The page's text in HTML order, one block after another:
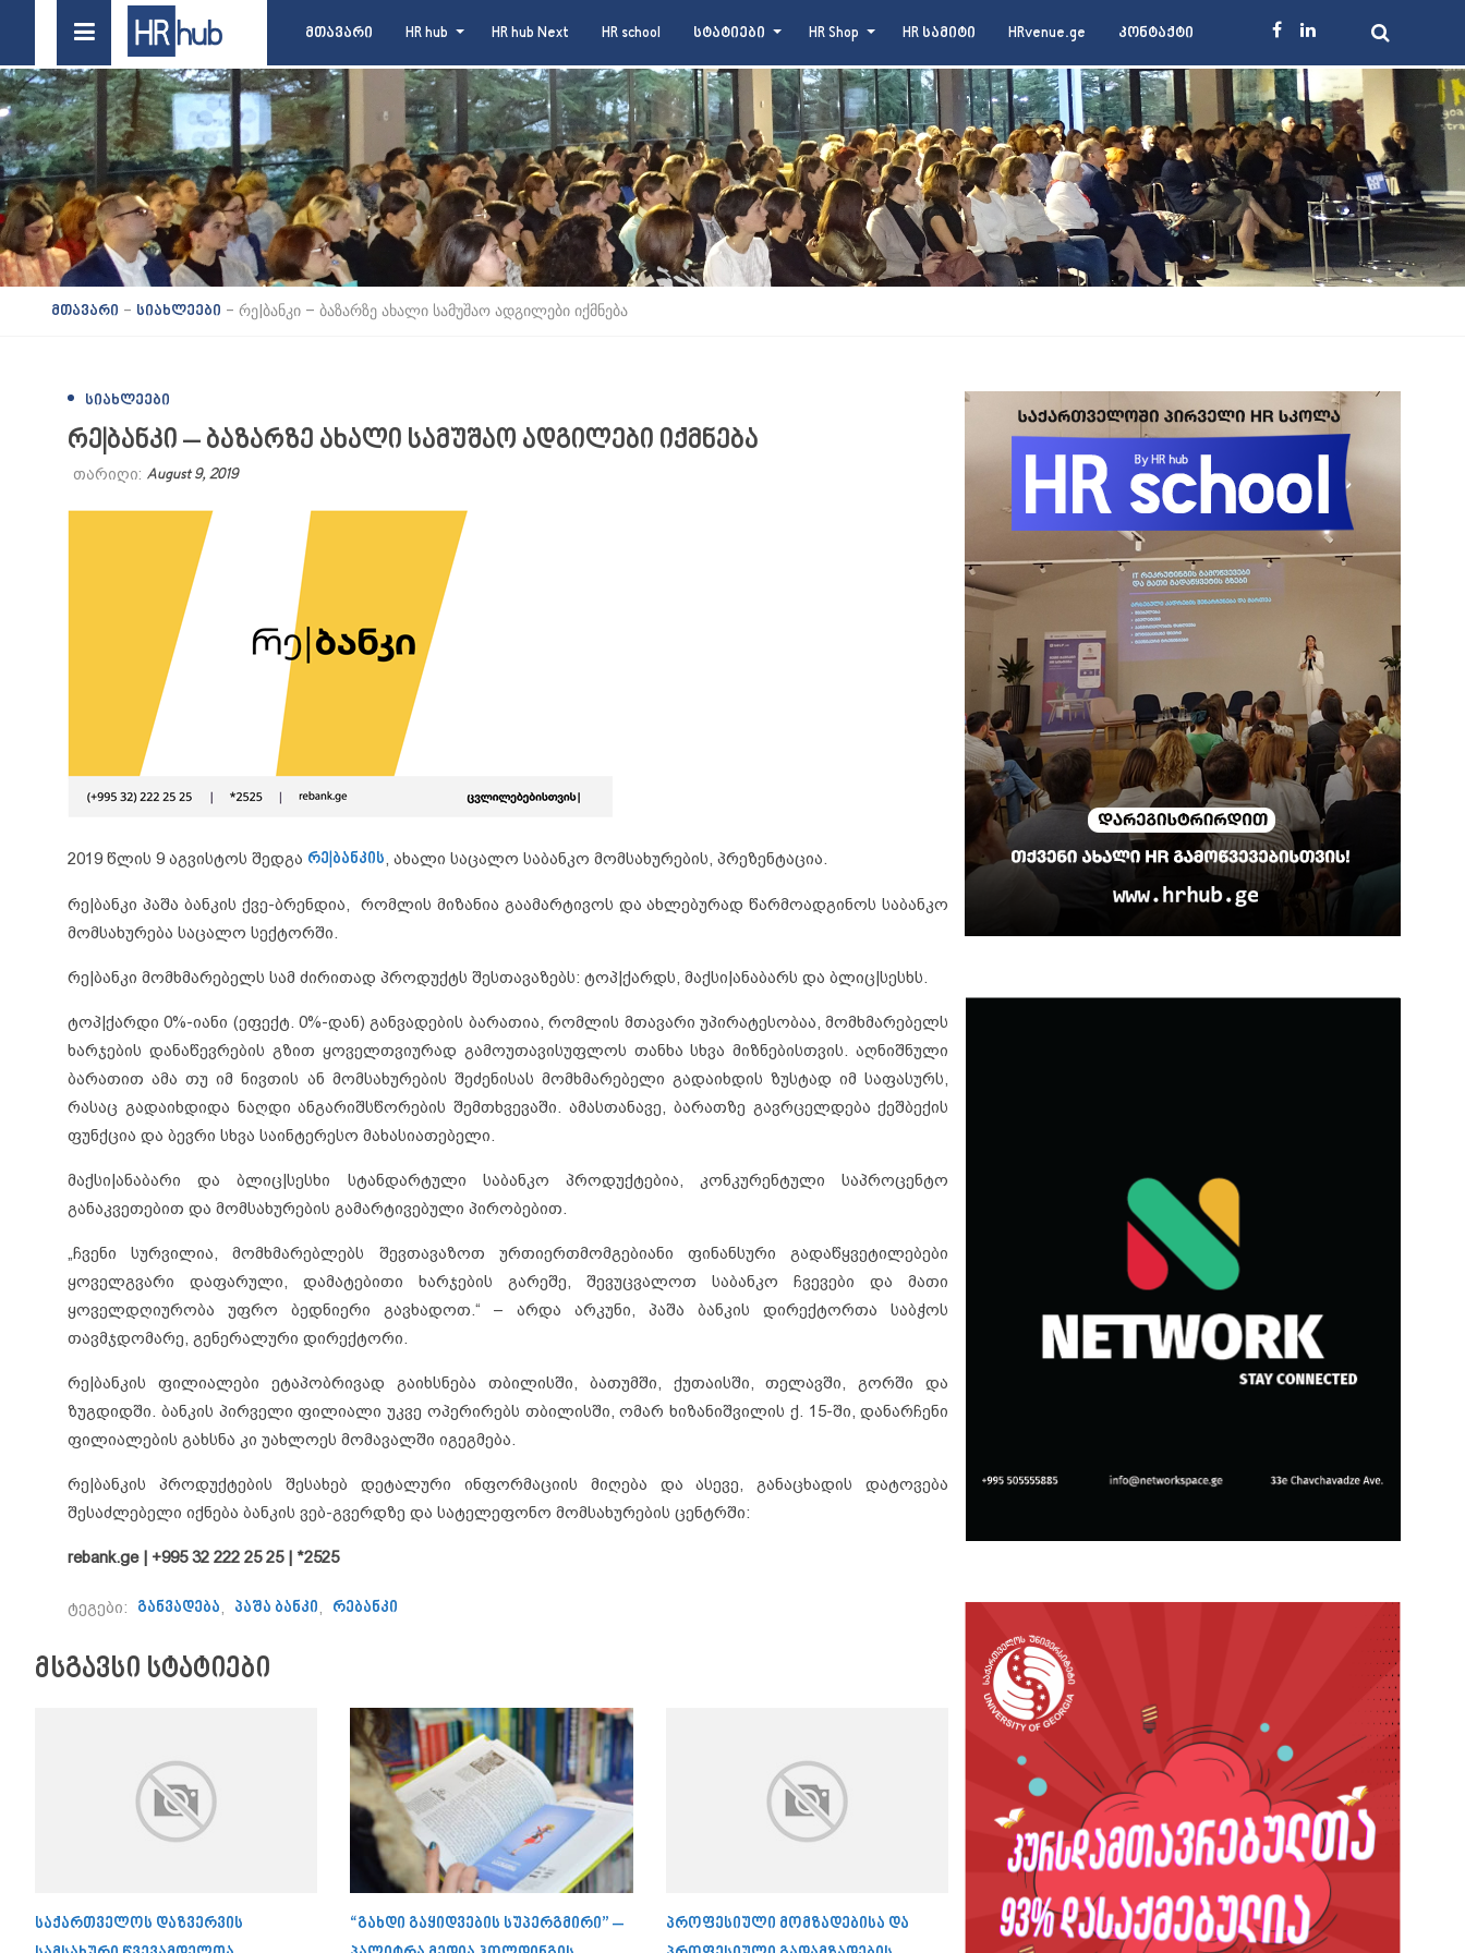
მთავარი HR hub HR hub Next HR school სტატიები HR Shop HR სამიტი HRvenue.ge კონტაქტი
მთავარი - სიახლეები - რე|ბანკი – ბაზარზე ახალი სამუშაო ადგილები იქმნება
ᲡᲘᲐᲮᲚᲔᲔᲑᲘ
რე|ბანკი – ბაზარზე ახალი სამუშაო ადგილები იქმნება
თარიღი: August 9, 2019
2019 წლის 9 აგვისტოს შედგა რე|ბანკის, ახალი საცალო საბანკო მომსახურების, პრეზენტაცია.
რე|ბანკი პაშა ბანკის ქვე-ბრენდია, რომლის მიზანია გაამარტივოს და ახლებურად წარმოადგინოს საბანკო
მომსახურება საცალო სექტორში.
რე|ბანკი მომხმარებელს სამ ძირითად პროდუქტს შესთავაზებს: ტოპ|ქარდს, მაქსი|ანაბარს და ბლიც|სესხს.
ტოპ|ქარდი 0%-იანი (ეფექტ. 0%-დან) განვადების ბარათია, რომლის მთავარი უპირატესობაა, მომხმარებელს
ხარჯების დანაწევრების გზით ყოველთვიურად გამოუთავისუფლოს თანხა სხვა მიზნებისთვის. აღნიშნული
ბარათით ამა თუ იმ ნივთის ან მომსახურების შეძენისას მომხმარებელი გადაიხდის ზუსტად იმ საფასურს,
რასაც გადაიხდიდა ნაღდი ანგარიშსწორების შემთხვევაში. ამასთანავე, ბარათზე გავრცელდება ქეშბექის
ფუნქცია და ბევრი სხვა საინტერესო მახასიათებელი.
მაქსი|ანაბარი და ბლიც|სესხი სტანდარტული საბანკო პროდუქტებია, კონკურენტული საპროცენტო
განაკვეთებით და მომსახურების გამარტივებული პირობებით.
„ჩვენი სურვილია, მომხმარებლებს შევთავაზოთ ურთიერთმომგებიანი ფინანსური გადაწყვეტილებები
ყოველგვარი დაფარული, დამატებითი ხარჯების გარეშე, შევუცვალოთ საბანკო ჩვევები და მათი
ყოველდღიურობა უფრო ბედნიერი გავხადოთ.“ – არდა არკუნი, პაშა ბანკის დირექტორთა საბჭოს
თავმჯდომარე, გენერალური დირექტორი.
რე|ბანკის ფილიალები ეტაპობრივად გაიხსნება თბილისში, ბათუმში, ქუთაისში, თელავში, გორში და
ზუგდიდში. ბანკის პირველი ფილიალი უკვე ოპერირებს თბილისში, ომარ ხიზანიშვილის ქ. 15-ში, დანარჩენი
ფილიალების გახსნა კი უახლოეს მომავალში იგეგმება.
რე|ბანკის პროდუქტების შესახებ დეტალური ინფორმაციის მიღება და ასევე, განაცხადის დატოვება
შესაძლებელი იქნება ბანკის ვებ-გვერდზე და სატელეფონო მომსახურების ცენტრში:
rebank.ge | +995 32 222 25 25 | *2525
ტეგები: განვადება, პაშა ბანკი, რებანკი
მსგავსი სტატიები
საქართველოს დაზვერვის
“გახდი გაყიდვების სუპერგმირი” –
პროფესიული მომზადებისა და